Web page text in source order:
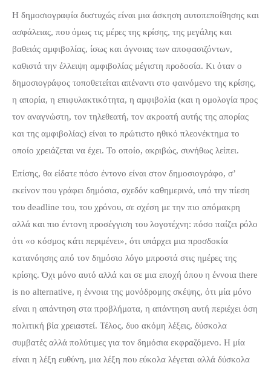
Η δημοσιογραφία δυστυχώς είναι μια άσκηση αυτοπεποίθησης και
ασφάλειας, που όμως τις μέρες της κρίσης, της μεγάλης και
βαθειάς αμφιβολίας, ίσως και άγνοιας των αποφασιζόντων,
καθιστά την έλλειψη αμφιβολίας μέγιστη προδοσία. Κι όταν ο
δημοσιογράφος τοποθετείται απέναντι στο φαινόμενο της κρίσης,
η απορία, η επιφυλακτικότητα, η αμφιβολία (και η ομολογία προς
τον αναγνώστη, τον τηλεθεατή, τον ακροατή αυτής της απορίας
και της αμφιβολίας) είναι το πρώτιστο ηθικό πλεονέκτημα το
οποίο χρειάζεται να έχει. Το οποίο, ακριβώς, συνήθως λείπει.
Επίσης, θα είδατε πόσο έντονο είναι στον δημοσιογράφο, σ’
εκείνον που γράφει δημόσια, σχεδόν καθημερινά, υπό την πίεση
του deadline του, του χρόνου, σε σχέση με την πιο απόμακρη
αλλά και πιο έντονη προσέγγιση του λογοτέχνη: πόσο παίζει ρόλο
ότι «ο κόσμος κάτι περιμένει», ότι υπάρχει μια προσδοκία
κατανόησης από τον δημόσιο λόγο μπροστά στις ημέρες της
κρίσης. Όχι μόνο αυτό αλλά και σε μια εποχή όπου η έννοια there
is no alternative, η έννοια της μονόδρομης σκέψης, ότι μία μόνο
είναι η απάντηση στα προβλήματα, η απάντηση αυτή περιέχει όση
πολιτική βία χρειαστεί. Τέλος, δυο ακόμη λέξεις, δύσκολα
συμβατές αλλά πολύτιμες για τον δημόσια εκφραζόμενο. Η μία
είναι η λέξη ευθύνη, μια λέξη που εύκολα λέγεται αλλά δύσκολα